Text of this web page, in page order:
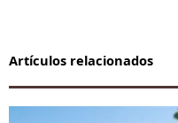
Artículos relacionados